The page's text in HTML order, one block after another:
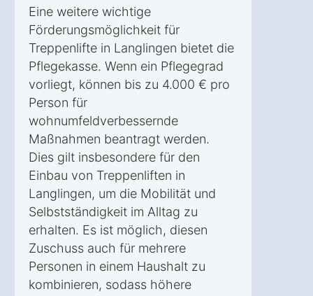
Eine weitere wichtige
Förderungsmöglichkeit für
Treppenlifte in Langlingen bietet die
Pflegekasse. Wenn ein Pflegegrad
vorliegt, können bis zu 4.000 € pro
Person für
wohnumfeldverbessernde
Maßnahmen beantragt werden.
Dies gilt insbesondere für den
Einbau von Treppenliften in
Langlingen, um die Mobilität und
Selbstständigkeit im Alltag zu
erhalten. Es ist möglich, diesen
Zuschuss auch für mehrere
Personen in einem Haushalt zu
kombinieren, sodass höhere